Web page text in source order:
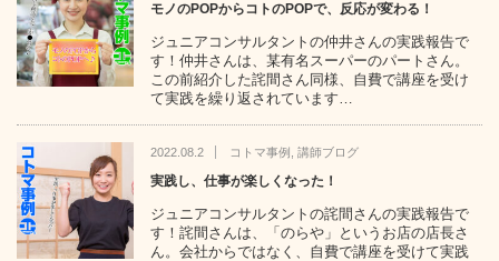
モノのPOPからコトのPOPで、反応が変わる！
ジュニアコンサルタントの仲井さんの実践報告で
す！仲井さんは、某有名スーパーのパートさん。
この前紹介した詫間さん同様、自費で講座を受け
て実践を繰り返されています…
2022.08.2 コトマ事例 講師ブログ
実践し、仕事が楽しくなった！
ジュニアコンサルタントの詫間さんの実践報告で
す！詫間さんは、「のらや」というお店の店長さ
ん。会社からではなく、自費で講座を受けて実践